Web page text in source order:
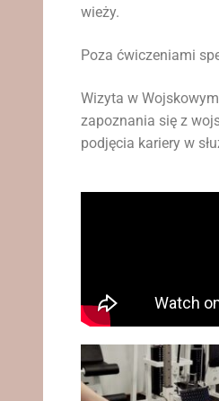
wieży.
Poza ćwiczeniami
Wizyta w
zapoznania się z
podjęcia kariery w